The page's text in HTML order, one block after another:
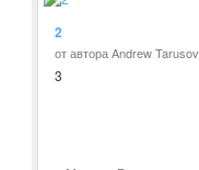
2
от автора Andrew Tarusov
3